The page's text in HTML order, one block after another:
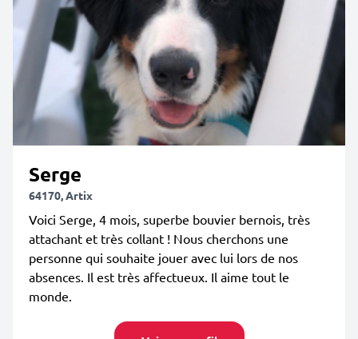
Serge
64170, Artix
Voici Serge, 4 mois, superbe bouvier bernois, très
attachant et très collant ! Nous cherchons une
personne qui souhaite jouer avec lui lors de nos
absences. Il est très affectueux. Il aime tout le
monde.